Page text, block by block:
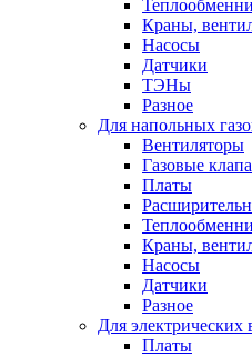
Краны,
Насосы
Датчики
ТЭНы
Разное
Для напольных
Вентиляторы
Газовые
Платы
Краны,
Насосы
Датчики
Разное
Для электрических
Платы